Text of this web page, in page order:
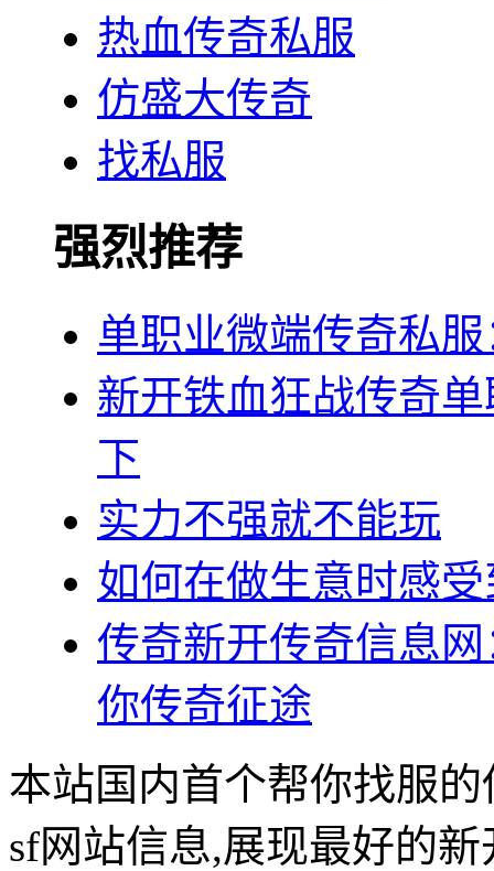
热血传奇私服
仿盛大传奇
找私服
强烈推荐
单职业微端传奇私
新开铁血狂战传奇
下
实力不强就不能玩
如何在做生意时感
传奇新开传奇信息
你传奇征途
本站国内首个帮你找服
sf网站信息,展现最好的